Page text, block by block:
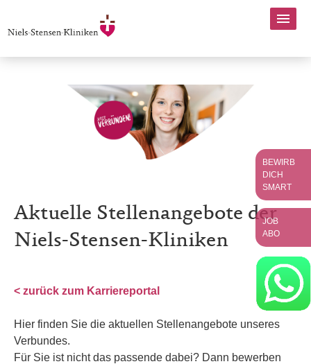
Aktuelle Stellenangebote der
Niels-Stensen-Kliniken
< zurück zum Karriereportal
Hier finden Sie die aktuellen Stellenangebote unseres
Verbundes.
Für Sie ist nicht das passende dabei? Dann bewerben
BEWIRB
DICH
SMART
JOB
ABO